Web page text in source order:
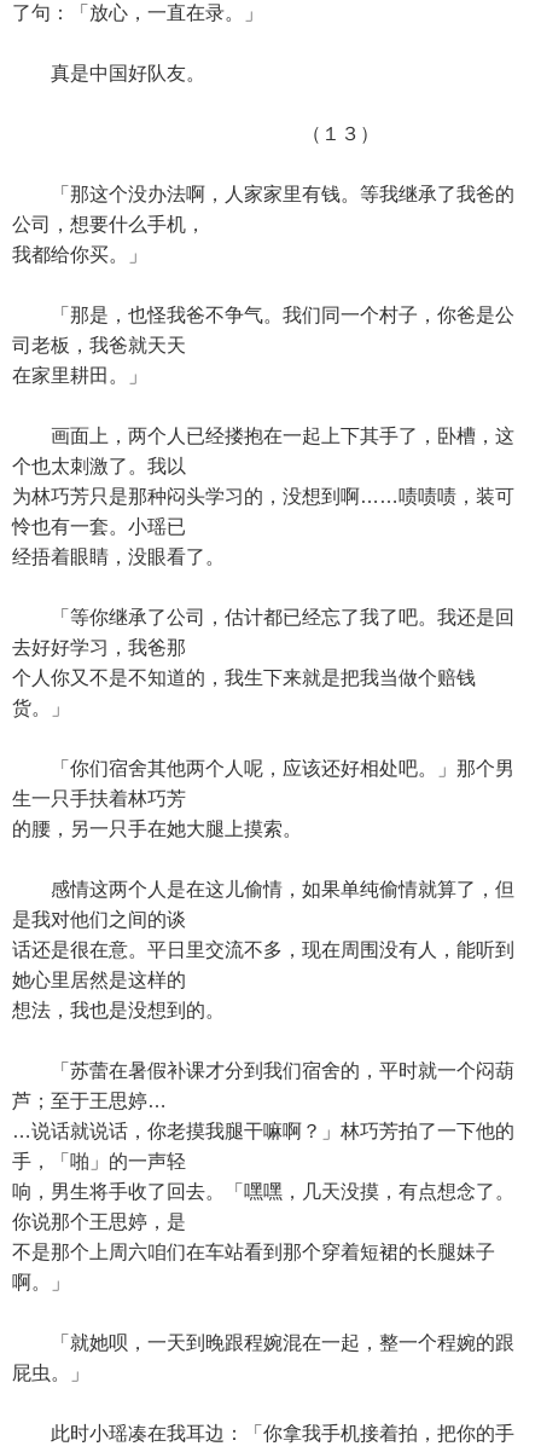
了句：「放心，一直在录。」
真是中国好队友。
（１３）
「那这个没办法啊，人家家里有钱。等我继承了我爸的
公司，想要什么手机，
我都给你买。」
「那是，也怪我爸不争气。我们同一个村子，你爸是公
司老板，我爸就天天
在家里耕田。」
画面上，两个人已经搂抱在一起上下其手了，卧槽，这
个也太刺激了。我以
为林巧芳只是那种闷头学习的，没想到啊……啧啧啧，装可
怜也有一套。小瑶已
经捂着眼睛，没眼看了。
「等你继承了公司，估计都已经忘了我了吧。我还是回
去好好学习，我爸那
个人你又不是不知道的，我生下来就是把我当做个赔钱
货。」
「你们宿舍其他两个人呢，应该还好相处吧。」那个男
生一只手扶着林巧芳
的腰，另一只手在她大腿上摸索。
感情这两个人是在这儿偷情，如果单纯偷情就算了，但
是我对他们之间的谈
话还是很在意。平日里交流不多，现在周围没有人，能听到
她心里居然是这样的
想法，我也是没想到的。
「苏蕾在暑假补课才分到我们宿舍的，平时就一个闷葫
芦；至于王思婷…
…说话就说话，你老摸我腿干嘛啊？」林巧芳拍了一下他的
手，「啪」的一声轻
响，男生将手收了回去。「嘿嘿，几天没摸，有点想念了。
你说那个王思婷，是
不是那个上周六咱们在车站看到那个穿着短裙的长腿妹子
啊。」
「就她呗，一天到晚跟程婉混在一起，整一个程婉的跟
屁虫。」
此时小瑶凑在我耳边：「你拿我手机接着拍，把你的手